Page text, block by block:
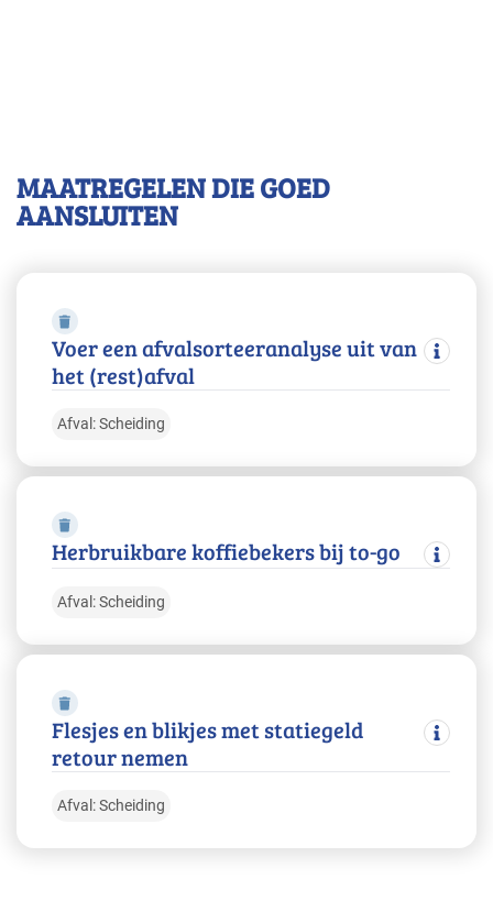
MAATREGELEN DIE GOED
AANSLUITEN
Voer een afvalsorteeranalyse uit van
het (rest)afval
Afval: Scheiding
Herbruikbare koffiebekers bij to-go
Afval: Scheiding
Flesjes en blikjes met statiegeld
retour nemen
Afval: Scheiding